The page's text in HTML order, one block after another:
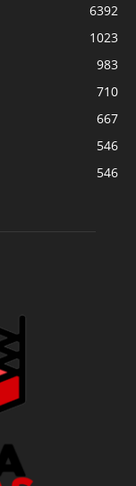
6392
1023
983
710
667
546
546